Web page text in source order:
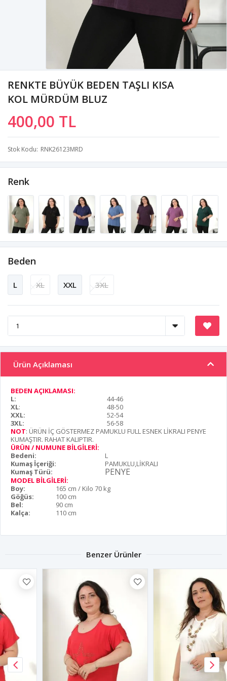
RENKTE BÜYÜK BEDEN TAŞLI KISA
KOL MÜRDÜM BLUZ
400,00 TL
Stok Kodu RNK26123MRD
Renk
Beden
L XL XXL 3XL
Ürün Açıklaması
BEDEN AÇIKLAMASI:
L:
44-46
XL:
48-50
XXL:
52-54
3XL:
56-58
NOT: ÜRÜN İÇ GÖSTERMEZ PAMUKLU FULL ESNEK LİKRALI PENYE
KUMAŞTIR. RAHAT KALIPTIR.
ÜRÜN / NUMUNE BİLGİLERİ:
Bedeni:
L
Kumaş İçeriği:
PAMUKLU,LİKRALI
Kumaş Türü:
PENYE
MODEL BİLGİLERİ:
Boy:
165 cm / Kilo 70 kg
Göğüs:
100 cm
Bel:
90 cm
Kalça:
110 cm
Benzer Ürünler